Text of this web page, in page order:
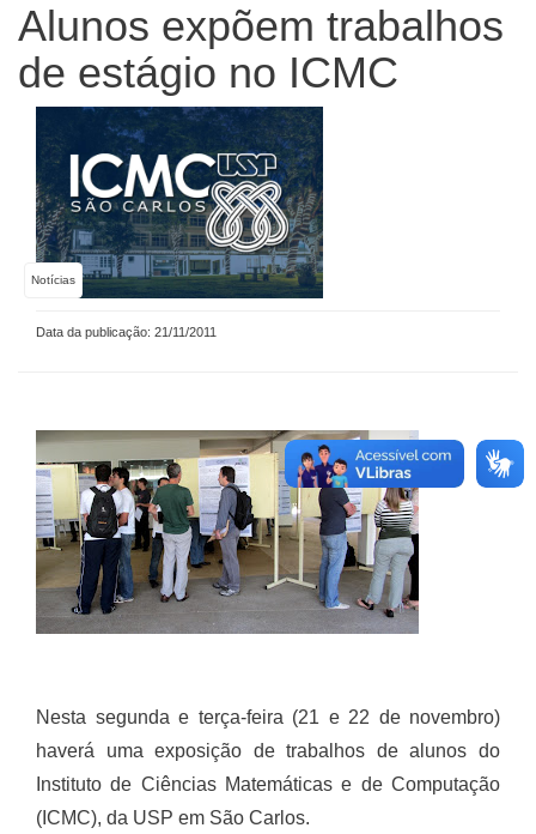
Alunos expõem trabalhos
de estágio no ICMC
Notícias
Data da publicação: 21/11/2011
Nesta segunda e terça-feira (21 e 22 de novembro)
haverá uma exposição de trabalhos de alunos do
Instituto de Ciências Matemáticas e de Computação
(ICMC), da USP em São Carlos.